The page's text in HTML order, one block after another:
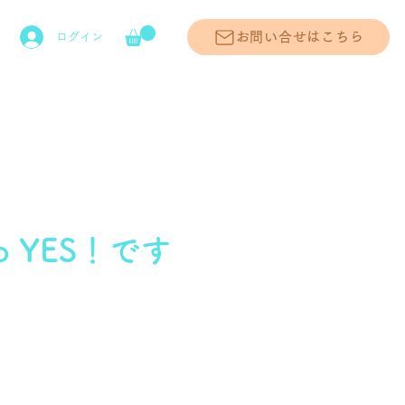
ログイン お問い合せはこちら
YES！です